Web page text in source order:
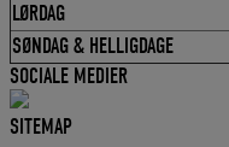
LØRDAG
SØNDAG & HELLIGDAGE
SOCIALE MEDIER
SITEMAP